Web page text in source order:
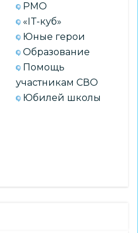
РМО
«IT-куб»
Юные герои
Образование
Помощь
участникам СВО
Юбилей школы